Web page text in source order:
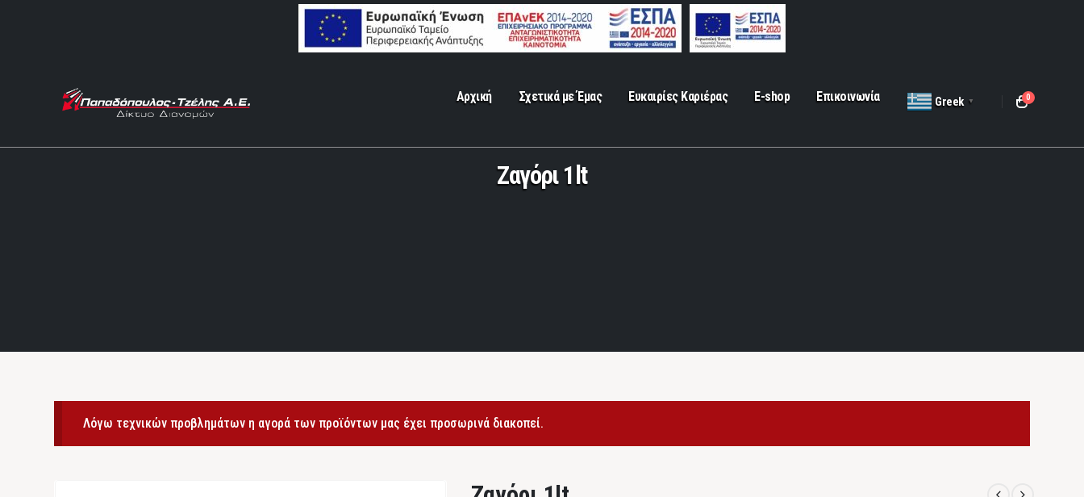
Αρχική Σχετικά με Έμας Ευκαιρίες Καριέρας E-shop Επικοινωνία Greek ▼ 0
Ζαγόρι 1lt
Λόγω τεχνικών προβλημάτων η αγορά των προϊόντων μας έχει προσωρινά διακοπεί.